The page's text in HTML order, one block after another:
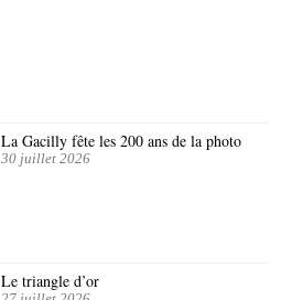
La Gacilly fête les 200 ans de la photo
30 juillet 2026
Le triangle d’or